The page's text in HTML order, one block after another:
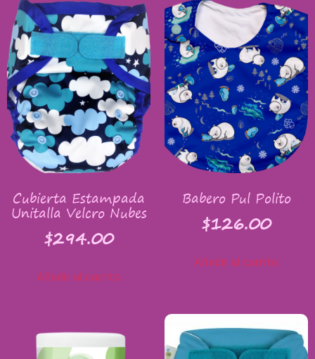
Cubierta Estampada
Unitalla Velcro Nubes
$294.00
Añadir al carrito
Babero Pul Polito
$126.00
Añadir al carrito